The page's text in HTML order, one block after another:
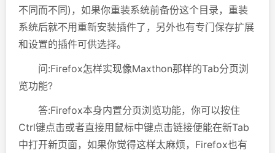
不同而不同)，如果你重装系统前备份这个目录，重装
系统后就不用重新安装插件了，另外也有专门保存扩展
和设置的插件可供选择。
问:Firefox怎样实现像Maxthon那样的Tab分页浏
览功能?
答:Firefox本身内置分页浏览功能，你可以按住
Ctrl键点击或者直接用鼠标中键点击链接便能在新Tab
中打开新页面，如果你觉得这样太麻烦，Firefox也有